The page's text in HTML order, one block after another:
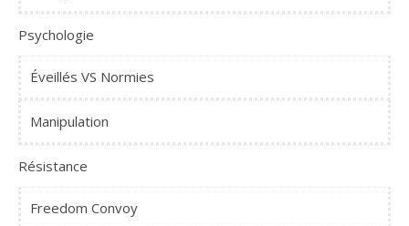
Psychologie
Éveillés VS Normies
Manipulation
Résistance
Freedom Convoy